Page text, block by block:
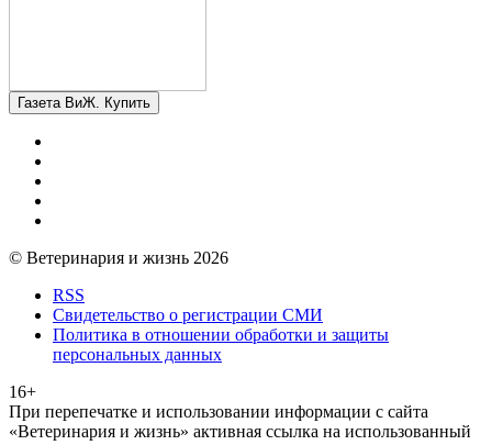
Газета ВиЖ. Купить
© Ветеринария и жизнь 2026
RSS
Свидетельство о регистрации СМИ
Политика в отношении обработки и защиты
персональных данных
16+
При перепечатке и использовании информации с сайта
«Ветеринария и жизнь» активная ссылка на использованный